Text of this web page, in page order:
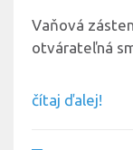
Vaňová
otvárateľná
čítaj ďalej!